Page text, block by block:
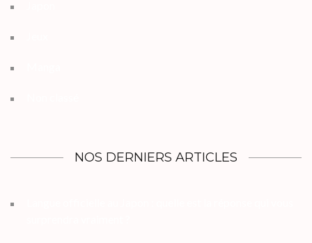
NOS DERNIERS ARTICLES